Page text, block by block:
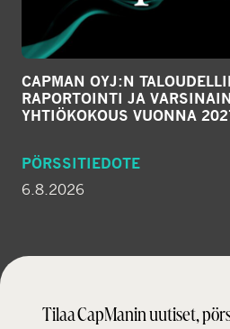
CAPMAN OYJ:N
RAPORTOINTI JA
YHTIÖKOKOUS VUONNA
PÖRSSITIEDOTE
6.8.2026
Tilaa CapManin uutiset,